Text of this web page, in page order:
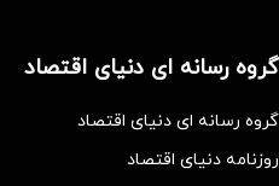
گروه رسانه ای دنیای اقتصاد
گروه رسانه ای دنیای اقتصاد
روزنامه دنیای اقتصاد